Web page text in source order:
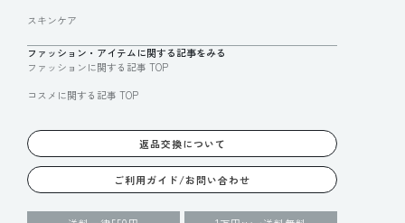
スキンケア
ファッション・アイテムに関する記事をみる
ファッションに関する記事 TOP
コスメに関する記事 TOP
返品交換について
ご利用ガイド/お問い合わせ